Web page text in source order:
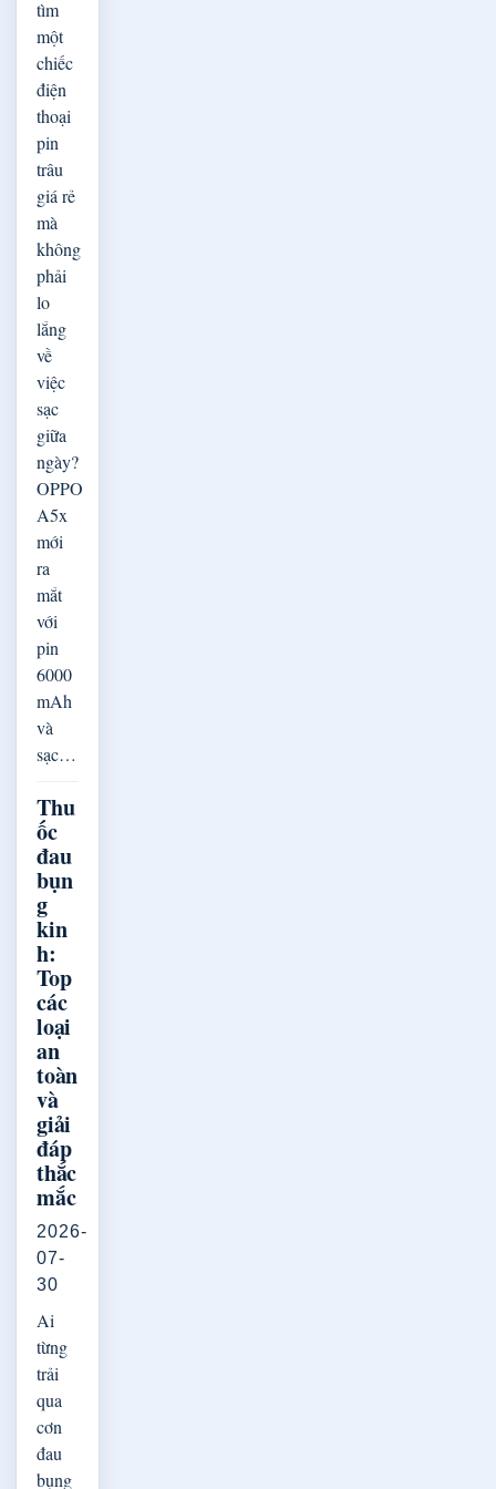
tìm
một
chiếc
điện
thoại
pin
trâu
giá rẻ
mà
không
phải
lo
lắng
về
việc
sạc
giữa
ngày?
OPPO
A5x
mới
ra
mắt
với
pin
6000
mAh
và
sạc…
Thu
ốc
đau
bụn
g
kin
h:
Top
các
loại
an
toàn
và
giải
đáp
thắc
mắc
2026-
07-
30
Ai
từng
trải
qua
cơn
đau
bụng